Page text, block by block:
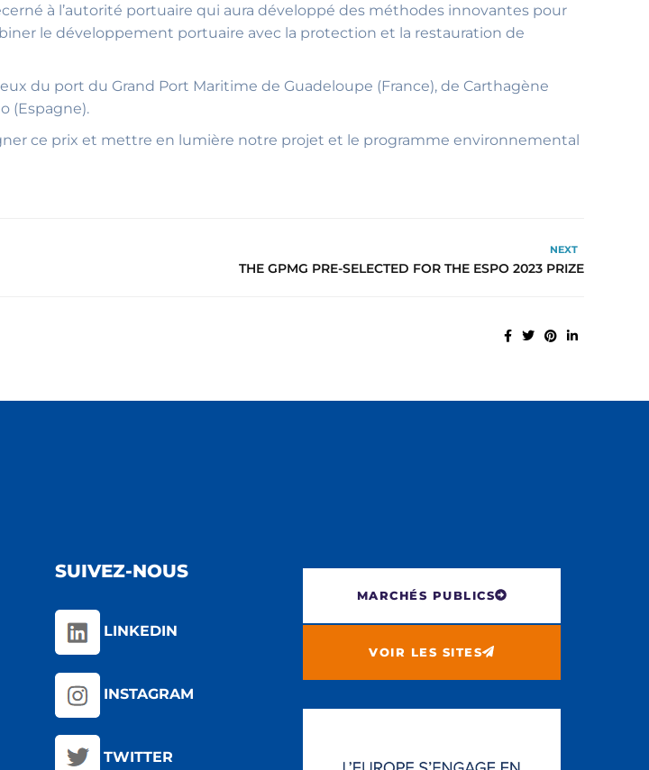
à l’autorité portuaire qui aura développé des méthodes innovantes pour
le développement portuaire avec la protection et la restauration de
du port du Grand Port Maritime de Guadeloupe (France), de Carthagène
(Espagne).
ce prix et mettre en lumière notre projet et le programme environnemental
NEXT
THE GPMG PRE-SELECTED FOR THE ESPO 2023 PRIZE
SUIVEZ-NOUS
LINKEDIN
INSTAGRAM
TWITTER
MARCHÉS PUBLICS
VOIR LES SITES